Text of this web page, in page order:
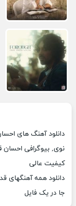
دانلود آهنگ های
نوی, بیوگرافی احسان
کیفیت عالی
دانلود همه
جا در یک فایل